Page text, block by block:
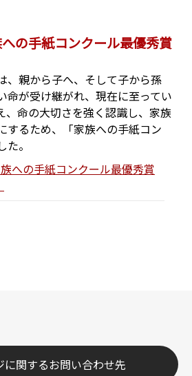
の手紙コンクール最優秀賞
、親から子へ、そして子から孫
命が受け継がれ、現在に至ってい
、命の大切さを強く認識し、家族
するため、「家族への手紙コン
。
への手紙コンクール最優秀賞
に関するお問い合わせ先